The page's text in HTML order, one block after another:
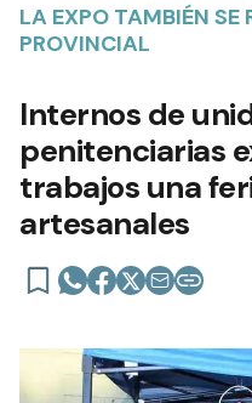
LA EXPO TAMBIÉN SE
PROVINCIAL
Internos de
penitenciarias
trabajos una
artesanales